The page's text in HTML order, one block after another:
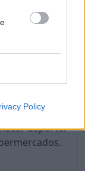
Policy
y ocio.
deporte.